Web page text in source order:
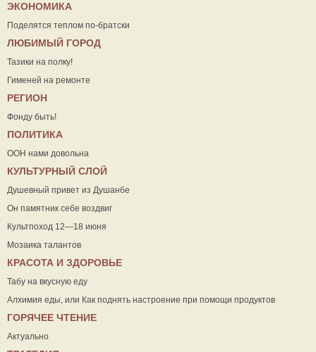
ЭКОНОМИКА
Поделятся теплом по-братски
ЛЮБИМЫЙ ГОРОД
Тазики на полку!
Гименей на ремонте
РЕГИОН
Фонду быть!
ПОЛИТИКА
ООН нами довольна
КУЛЬТУРНЫЙ СЛОЙ
Душевный привет из Душанбе
Он памятник себе воздвиг
Культпоход 12—18 июня
Мозаика талантов
КРАСОТА И ЗДОРОВЬЕ
Табу на вкусную еду
Алхимия еды, или Как поднять настроение при помощи продуктов
ГОРЯЧЕЕ ЧТЕНИЕ
Актуально